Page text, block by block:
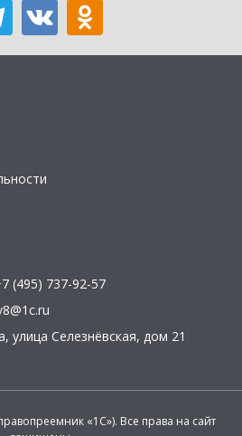
(495) 737-92-57
, улица Селезнёвская, дом 21
«1С»). Все права на сайт